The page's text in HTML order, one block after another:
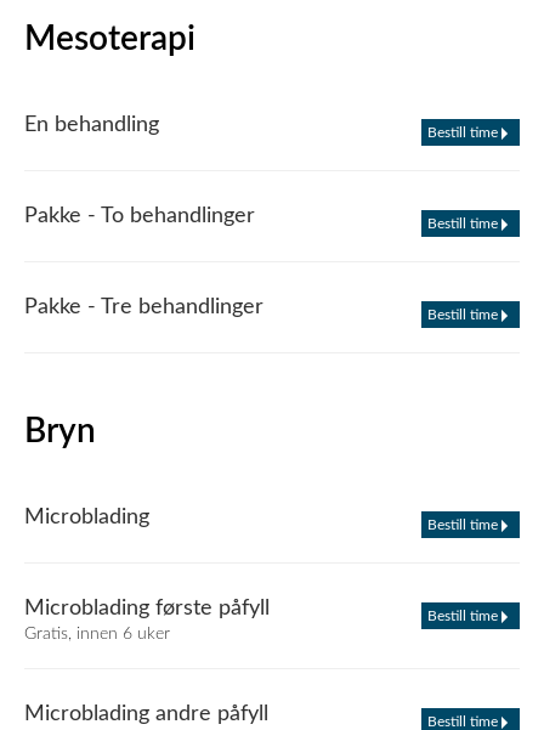
Mesoterapi
En behandling Bestill time
Pakke - To behandlinger Bestill time
Pakke - Tre behandlinger Bestill time
Bryn
Microblading Bestill time
Microblading første påfyll
Gratis, innen 6 uker
Bestill time
Microblading andre påfyll Bestill time